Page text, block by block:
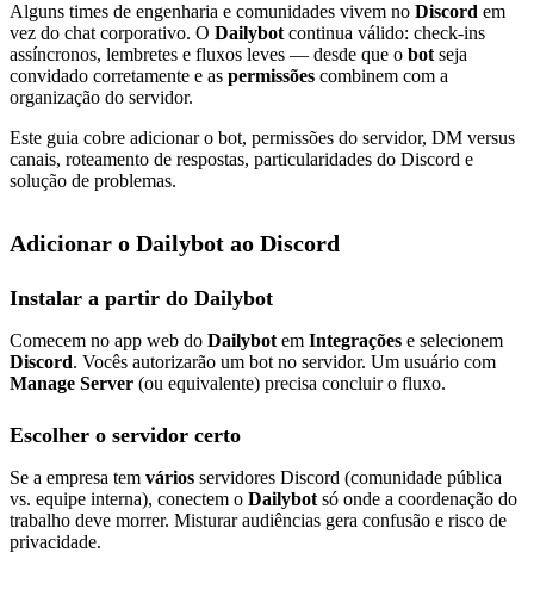
Alguns times de engenharia e comunidades vivem no Discord em
vez do chat corporativo. O Dailybotcontinua válido: check-ins
assíncronos, lembretes e fluxos leves — desde que o botseja
convidado corretamente e as permissões combinem com a
organização do servidor.
Este guia cobre adicionar o bot, permissões do servidor, DM versus
canais, roteamento de respostas, particularidades do Discord e
solução de problemas.
Adicionar o Dailybot ao Discord
Instalar a partir do Dailybot
Comecem no app web do Dailybotem Integrações e selecionem
Discord. Vocês autorizarão um bot no servidor. Um usuário com
Manage Server (ou equivalente) precisa concluir o fluxo.
Escolher o servidor certo
Se a empresa tem vários servidores Discord (comunidade pública
vs. equipe interna), conectem o Dailybotsó onde a coordenação do
trabalho deve morrer. Misturar audiências gera confusão e risco de
privacidade.